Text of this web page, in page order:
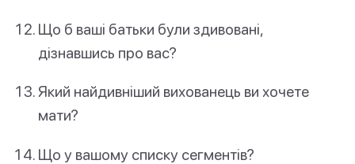
Що б ваші батьки були здивовані,
дізнавшись про вас?
Який найдивніший вихованець ви хочете
мати?
Що у вашому списку сегментів?